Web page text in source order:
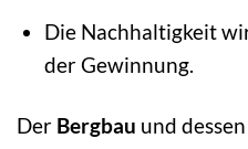
Die Nachhaltigkeit
der Gewinnung.
Der Bergbau und